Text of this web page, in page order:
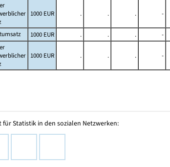
1000 EUR . . . -
1000 EUR . . . -
1000 EUR . . . -
für Statistik in den sozialen Netzwerken: